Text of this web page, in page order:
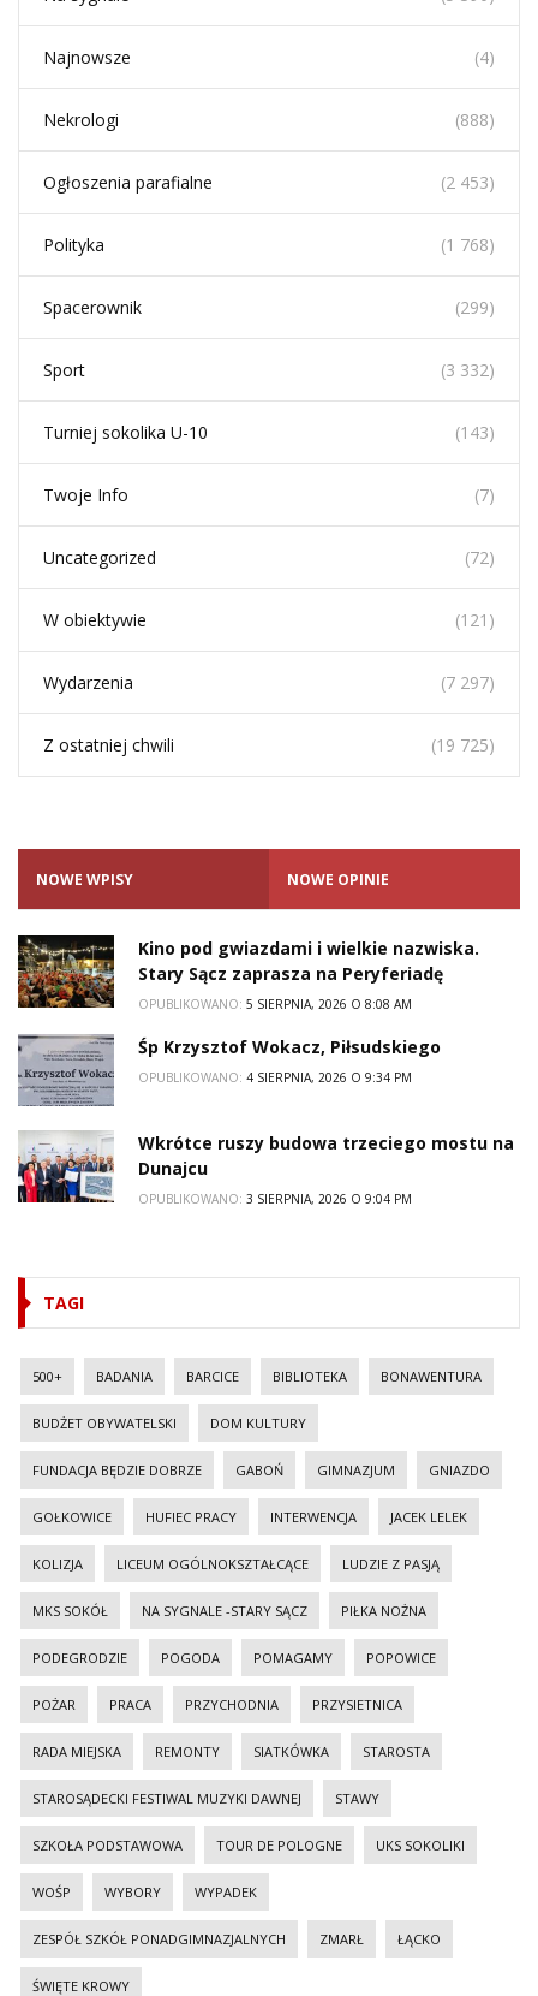
Najnowsze (4)
Nekrologi (888)
Ogłoszenia parafialne (2 453)
Polityka (1 768)
Spacerownik (299)
Sport (3 332)
Turniej sokolika U-10 (143)
Twoje Info (7)
Uncategorized (72)
W obiektywie (121)
Wydarzenia (7 297)
Z ostatniej chwili (19 725)
NOWE WPISY NOWE OPINIE
Kino pod gwiazdami i wielkie nazwiska.
Stary Sącz zaprasza na Peryferiadę
OPUBLIKOWANO: 5 SIERPNIA, 2026 O 8:08 AM
Śp Krzysztof Wokacz, Piłsudskiego
OPUBLIKOWANO: 4 SIERPNIA, 2026 O 9:34 PM
Wkrótce ruszy budowa trzeciego mostu na
Dunajcu
OPUBLIKOWANO: 3 SIERPNIA, 2026 O 9:04 PM
TAGI
500+ BADANIA BARCICE BIBLIOTEKA BONAWENTURA
BUDŻET OBYWATELSKI DOM KULTURY
FUNDACJA BĘDZIE DOBRZE GABOŃ GIMNAZJUM GNIAZDO
GOŁKOWICE HUFIEC PRACY INTERWENCJA JACEK LELEK
KOLIZJA LICEUM OGÓLNOKSZTAŁCĄCE LUDZIE Z PASJĄ
MKS SOKÓŁ NA SYGNALE -STARY SĄCZ PIŁKA NOŻNA
PODEGRODZIE POGODA POMAGAMY POPOWICE
POŻAR PRACA PRZYCHODNIA PRZYSIETNICA
RADA MIEJSKA REMONTY SIATKÓWKA STAROSTA
STAROSĄDECKI FESTIWAL MUZYKI DAWNEJ STAWY
SZKOŁA PODSTAWOWA TOUR DE POLOGNE UKS SOKOLIKI
WOŚP WYBORY WYPADEK
ZESPÓŁ SZKÓŁ PONADGIMNAZJALNYCH ZMARŁ ŁĄCKO
ŚWIĘTE KROWY